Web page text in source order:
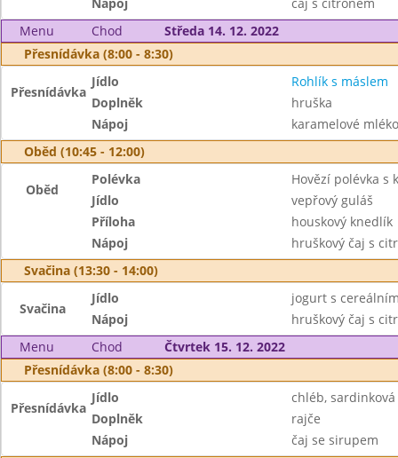
Menu
Chod
Středa 14. 12. 2022
Přesnídávka (8:00 - 8:30)
Přesnídávka
Jídlo
Rohlík s máslem
Doplněk
hruška
Nápoj
karamelové
Oběd (10:45 - 12:00)
Oběd
Polévka
Hovězí polévka s
Jídlo
vepřový guláš
Příloha
houskový knedlík
Nápoj
hruškový čaj s
Svačina (13:30 - 14:00)
Svačina
Jídlo
jogurt s
Nápoj
hruškový čaj s
Menu
Chod
Čtvrtek 15. 12. 2022
Přesnídávka (8:00 - 8:30)
Přesnídávka
Jídlo
chléb,
Doplněk
rajče
Nápoj
čaj se sirupem